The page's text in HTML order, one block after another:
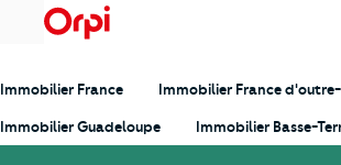
menu
Immobilier France Immobilier France
Immobilier Guadeloupe Immobilier Basse-